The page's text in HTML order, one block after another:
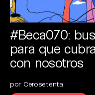
#Beca070:
para que
con nosotros
por Cerosetenta